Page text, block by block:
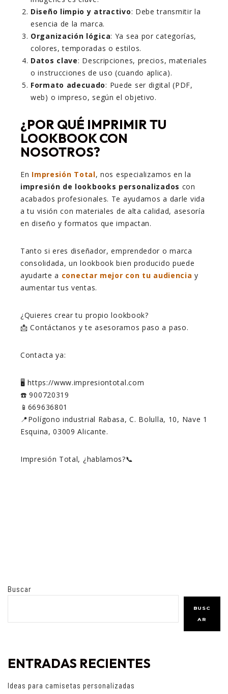
Diseño limpio y atractivo: Debe transmitir la
esencia de la marca.
Organización lógica: Ya sea por categorías,
colores, temporadas o estilos.
Datos clave: Descripciones, precios, materiales
o instrucciones de uso (cuando aplica).
Formato adecuado: Puede ser digital (PDF,
web) o impreso, según el objetivo.
¿POR QUÉ IMPRIMIR TU
LOOKBOOK CON
NOSOTROS?
En Impresión Total, nos especializamos en la
impresión de lookbooks personalizados con
acabados profesionales. Te ayudamos a darle vida
a tu visión con materiales de alta calidad, asesoría
en diseño y formatos que impactan.
Tanto si eres diseñador, emprendedor o marca
consolidada, un lookbook bien producido puede
ayudarte a conectar mejor con tu audiencia y
aumentar tus ventas.
¿Quieres crear tu propio lookbook?
📩 Contáctanos y te asesoramos paso a paso.
Contacta ya:
🖥️ https://www.impresiontotal.com
☎️ 900720319
📱669636801
📍Polígono industrial Rabasa, C. Bolulla, 10, Nave 1
Esquina, 03009 Alicante.
Impresión Total, ¿hablamos?📞
Buscar
BUSC
AR
ENTRADAS RECIENTES
Ideas para camisetas personalizadas